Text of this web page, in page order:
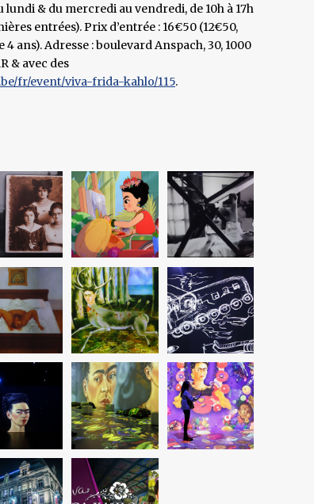
& du mercredi au vendredi, de 10h à 17h
entrées). Prix d’entrée : 16€50 (12€50,
ans). Adresse : boulevard Anspach, 30, 1000
& avec des
fr/event/viva-frida-kahlo/115.